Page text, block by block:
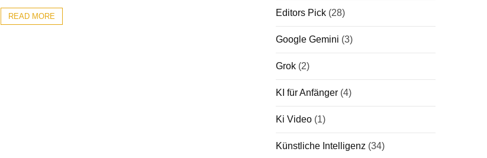
READ MORE Editors Pick (28)
Google Gemini (3)
Grok (2)
KI für Anfänger (4)
Ki Video (1)
Künstliche Intelligenz (34)